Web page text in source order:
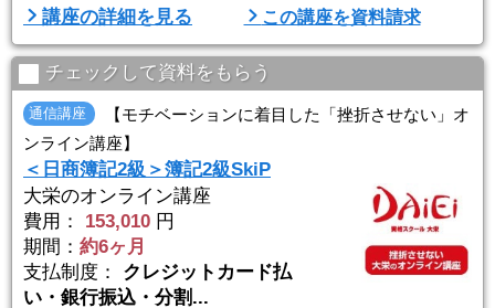
【Point1】合格のポイントを押さえています！
簿記２級は試験範囲が広く、ただ漠然と学習を進めていくのは得策で
はありません。ユーキャンでは出題傾向を分析し、試験によく出るポ
イントに絞った教材をご用意！つまづきやすい工 ...
講座の詳細を見る この講座を資料請求
チェックして資料をもらう
通信講座
【モチベーションに着目した「挫折させない」オ
ンライン講座】
＜日商簿記2級＞簿記2級SkiP
大栄のオンライン講座
費用：
153,010 円
期間： 約6ヶ月
支払制度： クレジットカード払
い・銀行振込・分割...